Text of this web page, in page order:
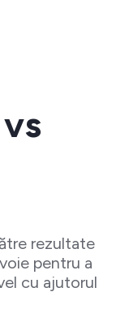
vs
rezultate
pentru a
cu ajutorul